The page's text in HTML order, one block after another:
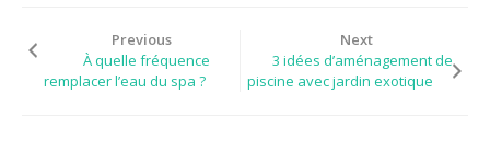
PLANTATIONS
REVÊTEMENT
Previous
À quelle fréquence
remplacer l’eau du spa ?
Next
3 idées d’aménagement de
piscine avec jardin exotique